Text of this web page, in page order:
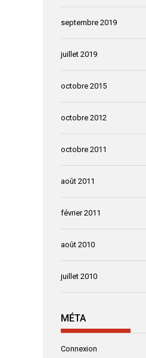
septembre 2019
juillet 2019
octobre 2015
octobre 2012
octobre 2011
août 2011
février 2011
août 2010
juillet 2010
MÉTA
Connexion